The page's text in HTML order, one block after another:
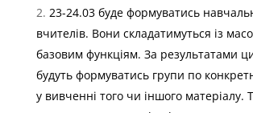
23-24.03 буде формуватись
вчителів. Вони складатимуться із
базовим функціям. За результатами
будуть формуватись групи по
у вивченні того чи іншого матеріалу.